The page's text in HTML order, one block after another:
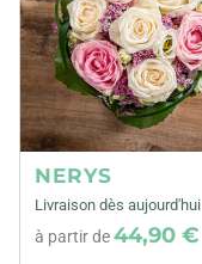
NERYS
Livraison dès aujourd'hui
à partir de44,90 €